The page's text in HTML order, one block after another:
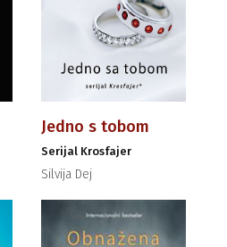
Jedno s tobom
Serijal Krosfajer
Silvija Dej